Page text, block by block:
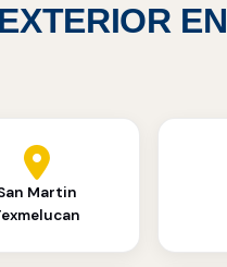
EN
Martin